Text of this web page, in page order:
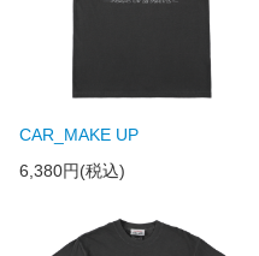
CAR_MAKE UP
6,380円(税込)